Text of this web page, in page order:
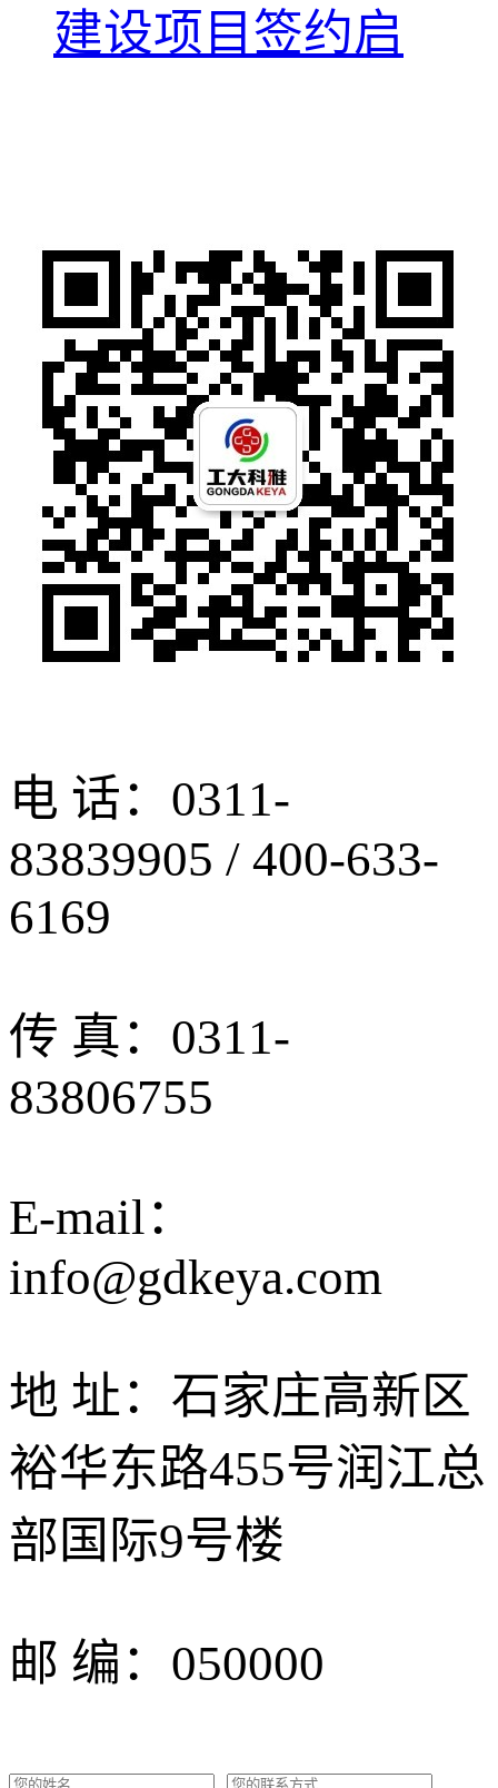
建设项目签约启
电 话：0311-
83839905 / 400-633-
6169
传 真：0311-
83806755
E-mail：
info@gdkeya.com
地 址：石家庄高新区
裕华东路455号润江总
部国际9号楼
邮 编：050000